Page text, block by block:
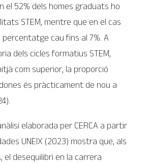
el 52% dels homes graduats ho
STEM, mentre que en el cas
percentatge cau fins al 7%. A
dels cicles formatius STEM,
com superior, la proporció
és pràcticament de nou a
elaborada per CERCA a partir
UNEIX (2023) mostra que, als
el desequilibri en la carrera